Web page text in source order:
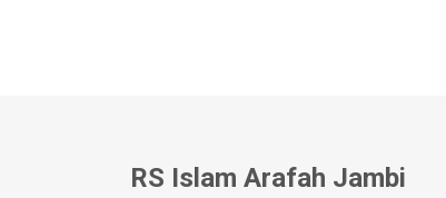
RS Islam Arafah Jambi